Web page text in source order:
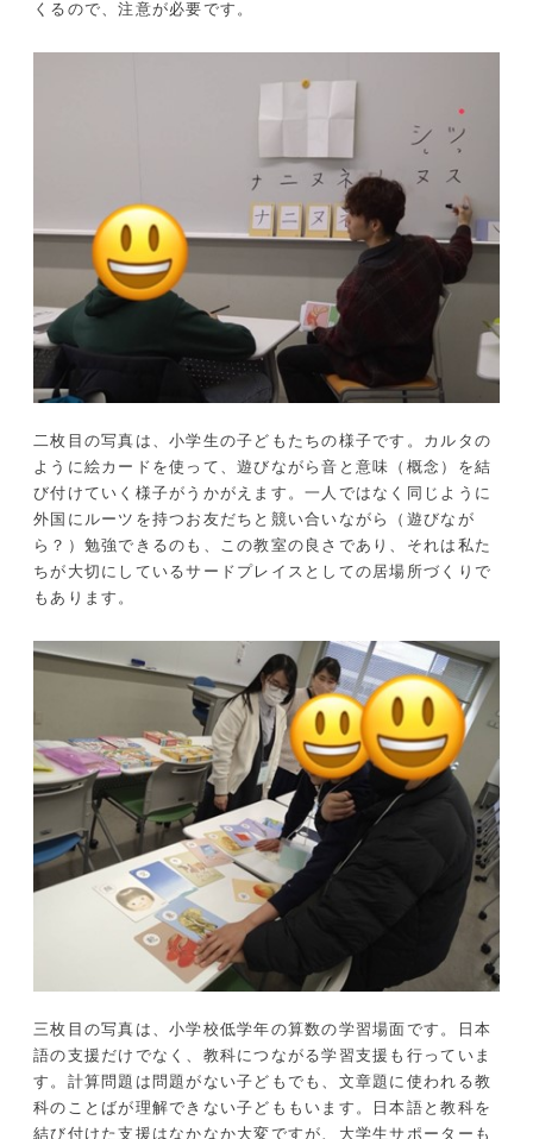
くるので、注意が必要です。
二枚目の写真は、小学生の子どもたちの様子です。カルタの
ように絵カードを使って、遊びながら音と意味（概念）を結
び付けていく様子がうかがえます。一人ではなく同じように
外国にルーツを持つお友だちと競い合いながら（遊びなが
ら？）勉強できるのも、この教室の良さであり、それは私た
ちが大切にしているサードプレイスとしての居場所づくりで
もあります。
三枚目の写真は、小学校低学年の算数の学習場面です。日本
語の支援だけでなく、教科につながる学習支援も行っていま
す。計算問題は問題がない子どもでも、文章題に使われる教
科のことばが理解できない子どももいます。日本語と教科を
結び付けた支援はなかなか大変ですが、大学生サポーターも